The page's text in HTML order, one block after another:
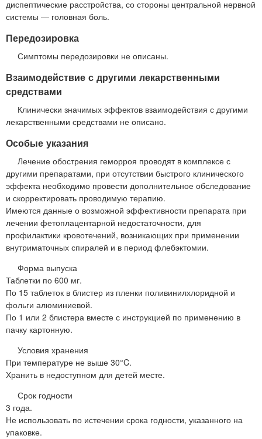
диспептические расстройства, со стороны центральной нервной
системы — головная боль.
Передозировка
Симптомы передозировки не описаны.
Взаимодействие с другими лекарственными
средствами
Клинически значимых эффектов взаимодействия с другими
лекарственными средствами не описано.
Особые указания
Лечение обострения геморроя проводят в комплексе с
другими препаратами, при отсутствии быстрого клинического
эффекта необходимо провести дополнительное обследование
и скорректировать проводимую терапию.
Имеются данные о возможной эффективности препарата при
лечении фетоплацентарной недостаточности, для
профилактики кровотечений, возникающих при применении
внутриматочных спиралей и в период флебэктомии.
Форма выпуска
Таблетки по 600 мг.
По 15 таблеток в блистер из пленки поливинилхлоридной и
фольги алюминиевой.
По 1 или 2 блистера вместе с инструкцией по применению в
пачку картонную.
Условия хранения
При температуре не выше 30°C.
Хранить в недоступном для детей месте.
Срок годности
3 года.
Не использовать по истечении срока годности, указанного на
упаковке.